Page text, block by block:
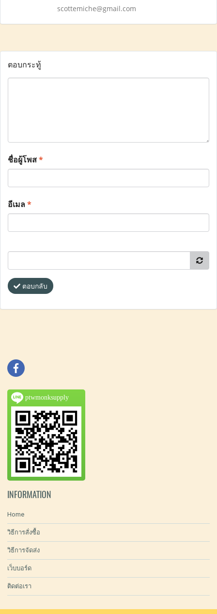
scottemiche@gmail.com
ตอบกระทู้
ชื่อผู้โพส*
อีเมล*
ตอบกลับ
ptwmonksupply
INFORMATION
Home
วิธีการสั่งซื้อ
วิธีการจัดส่ง
เว็บบอร์ด
ติดต่อเรา